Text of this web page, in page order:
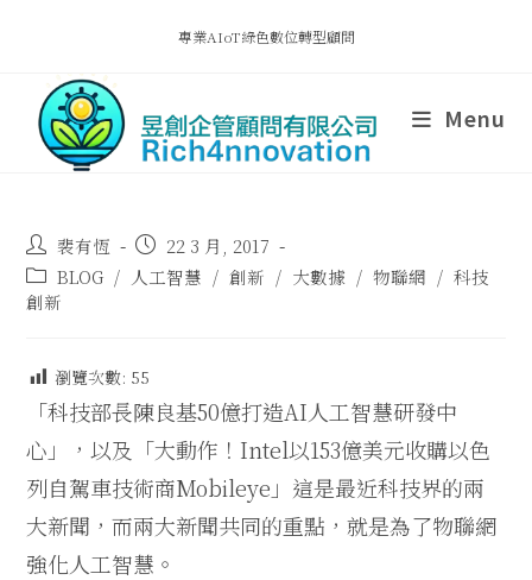
專業AIoT綠色數位轉型顧問
Menu
裴有恆
22 3 月, 2017
BLOG / 人工智慧 / 創新 / 大數據 / 物聯網 / 科技
創新
瀏覽次數: 55
「科技部長陳良基50億打造AI人工智慧研發中
心」，以及「大動作！Intel以153億美元收購以色
列自駕車技術商Mobileye」這是最近科技界的兩
大新聞，而兩大新聞共同的重點，就是為了物聯網
強化人工智慧。